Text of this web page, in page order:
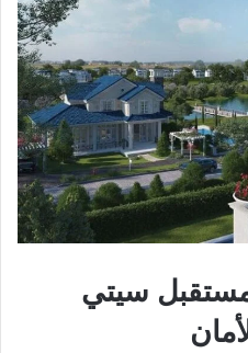
مستقبل سيتي